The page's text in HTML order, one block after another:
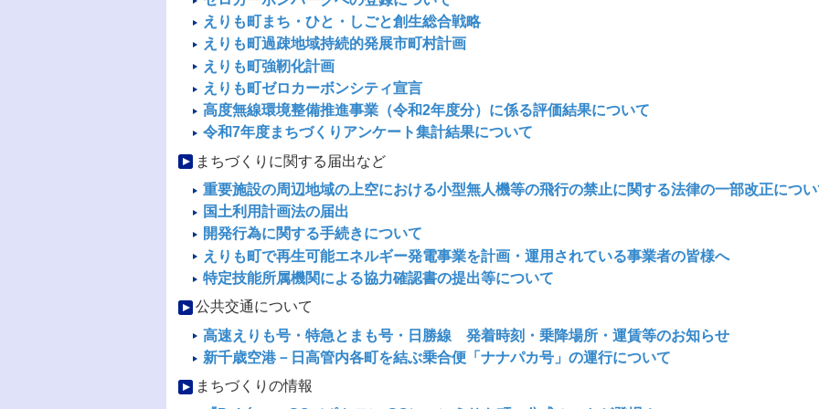
えりも町まち・ひと・しごと創生総合戦略
えりも町過疎地域持続的発展市町村計画
えりも町強靭化計画
えりも町ゼロカーボンシティ宣言
高度無線環境整備推進事業（令和2年度分）に係る評価結果について
令和7年度まちづくりアンケート集計結果について
まちづくりに関する届出など
重要施設の周辺地域の上空における小型無人機等の飛行の禁止に関する法律の一部改正につ
国土利用計画法の届出
開発行為に関する手続きについて
えりも町で再生可能エネルギー発電事業を計画・運用されている事業者の皆様へ
特定技能所属機関による協力確認書の提出等について
公共交通について
高速えりも号・特急とまも号・日勝線 発着時刻・乗降場所・運賃等のお知らせ
新千歳空港－日高管内各町を結ぶ乗合便「ナナパカ号」の運行について
まちづくりの情報